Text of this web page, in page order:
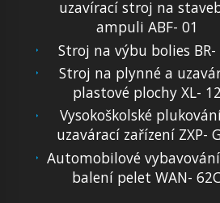
uzavírací stroj na
ampuli ABF- 01
Stroj na výbu bolies BR-
Stroj na plynné a
plastové plochy XL- 12
Vysokoškolské
uzavárací zařízení ZXP-
Automobilové
balení pelet WAN- 62C